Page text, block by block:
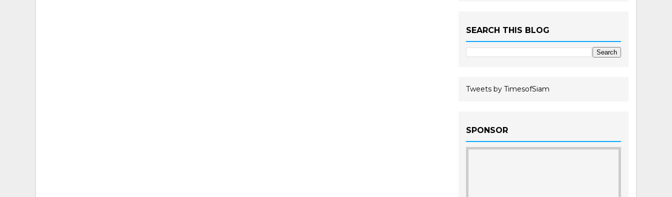
SEARCH THIS BLOG
Tweets by TimesofSiam
SPONSOR